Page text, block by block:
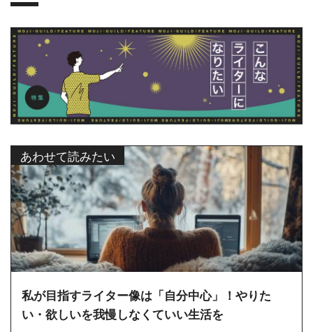
あわせて読みたい
私が目指すライター像は「自分中心」！やりた
い・欲しいを我慢しなくていい生活を